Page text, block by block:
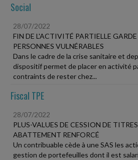
Social
28/07/2022
FIN DE L'ACTIVITÉ PARTIELLE
PERSONNES VULNÉRABLES
Dans le cadre de la crise sanitaire et
dispositif permet de placer en activité
contraints de rester chez...
Fiscal TPE
28/07/2022
PLUS-VALUES DE CESSION DE
ABATTEMENT RENFORCÉ
Un contribuable cède à une SAS les
gestion de portefeuilles dont il est